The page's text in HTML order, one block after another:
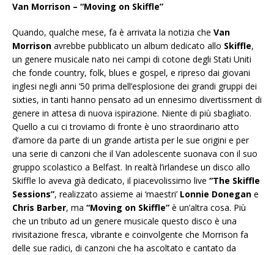
Van Morrison – “Moving on Skiffle”
Quando, qualche mese, fa è arrivata la notizia che Van
Morrison avrebbe pubblicato un album dedicato allo Skiffle,
un genere musicale nato nei campi di cotone degli Stati Uniti
che fonde country, folk, blues e gospel, e ripreso dai giovani
inglesi negli anni ’50 prima dell’esplosione dei grandi gruppi dei
sixties, in tanti hanno pensato ad un ennesimo divertissment di
genere in attesa di nuova ispirazione. Niente di più sbagliato.
Quello a cui ci troviamo di fronte è uno straordinario atto
d’amore da parte di un grande artista per le sue origini e per
una serie di canzoni che il Van adolescente suonava con il suo
gruppo scolastico a Belfast. In realtà l’irlandese un disco allo
Skiffle lo aveva già dedicato, il piacevolissimo live “The Skiffle
Sessions”, realizzato assieme ai ‘maestri’ Lonnie Donegan e
Chris Barber, ma “Moving on Skiffle” è un’altra cosa. Più
che un tributo ad un genere musicale questo disco è una
rivisitazione fresca, vibrante e coinvolgente che Morrison fa
delle sue radici, di canzoni che ha ascoltato e cantato da